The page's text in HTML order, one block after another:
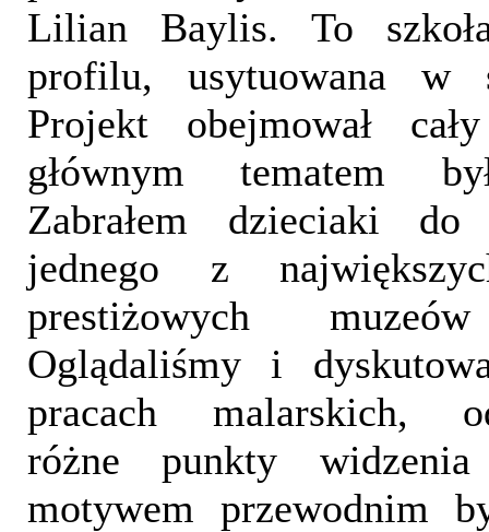
Lilian Baylis. To
profilu, usytuowana w
Projekt obejmował
głównym tematem
Zabrałem dzieciaki
jednego z
prestiżowych
Oglądaliśmy i
pracach malarskich,
różne punkty
motywem przewodnim